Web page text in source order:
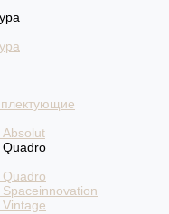
Absolut
Quadro
Quadro
Spaceinnovation
Vintage